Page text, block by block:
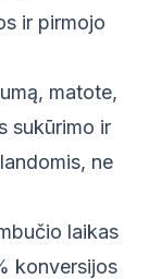
ir pirmojo
matote,
sukūrimo ir
ne
laikas
konversijos